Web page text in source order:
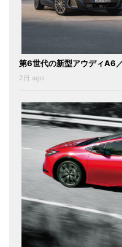
第6世代の新型アウディA6
2日 ago